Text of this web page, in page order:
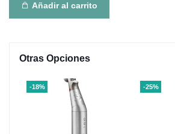
Añadir al carrito
Otras Opciones
-18% -25%